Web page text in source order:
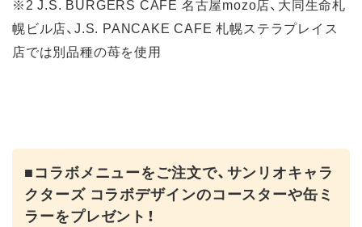
幌ビル店、J.S. PANCAKE CAFE 札幌ステラプレイス
店では別品種の苺を使用
■コラボメニューをご注文で、サンリオキャラ
クターズ コラボデザインのコースターや缶ミ
ラーをプレゼント！